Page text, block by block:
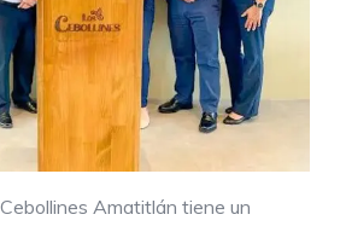
Amatitlán tiene un